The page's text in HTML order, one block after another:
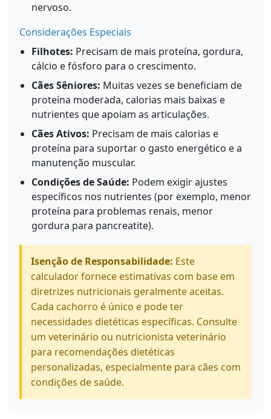
nervoso.
Considerações Especiais
Filhotes: Precisam de mais proteína, gordura,
cálcio e fósforo para o crescimento.
Cães Sêniores: Muitas vezes se beneficiam de
proteína moderada, calorias mais baixas e
nutrientes que apoiam as articulações.
Cães Ativos: Precisam de mais calorias e
proteína para suportar o gasto energético e a
manutenção muscular.
Condições de Saúde: Podem exigir ajustes
específicos nos nutrientes (por exemplo, menor
proteína para problemas renais, menor
gordura para pancreatite).
Isenção de Responsabilidade: Este
calculador fornece estimativas com base em
diretrizes nutricionais geralmente aceitas.
Cada cachorro é único e pode ter
necessidades dietéticas específicas. Consulte
um veterinário ou nutricionista veterinário
para recomendações dietéticas
personalizadas, especialmente para cães com
condições de saúde.